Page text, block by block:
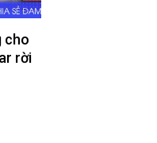
cho
rời